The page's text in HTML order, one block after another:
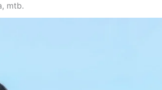
mtb.